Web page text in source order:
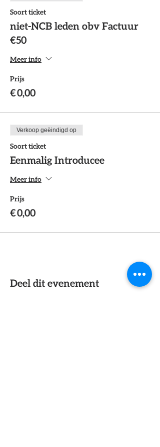
Soort ticket
niet-NCB leden obv Factuur
€50
Meer info
Prijs
€ 0,00
Verkoop geëindigd op
Soort ticket
Eenmalig Introducee
Meer info
Prijs
€ 0,00
Deel dit evenement